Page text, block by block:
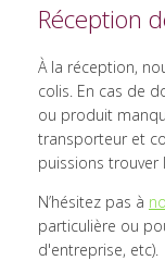
Réception
À la réception,
colis. En cas de
ou produit
transporteur et
puissions
N’hésitez pas à
particulière ou
d'entreprise, etc).